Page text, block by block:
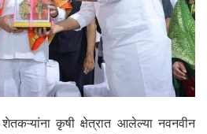
a
i
l
कृषी क्षेत्रात आलेल्या नवनवीन